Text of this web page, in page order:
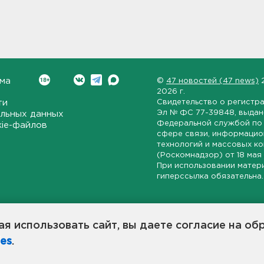
использовать сайт, вы даете согласие на
.
данных
файлов
© 47 новостей (47 news)
2026 г.
Свидетельство о
Эл № ФС 77-39848 ,
Федеральной службой по
сфере связи,
технологий и массовых
(Роскомнадзор) от 18 мая
При использовании
гиперссылка обязательна.
области, экономической и инвестиционной активности в
станет популярной и конструктивной площадкой
в 47-м регионе России.